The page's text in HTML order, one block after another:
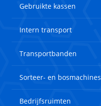
Gebruikte kassen
Intern transport
Transportbanden
Sorteer- en bosmachines
Bedrijfsruimten